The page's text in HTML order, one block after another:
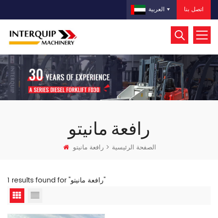
اتصل بنا العربية
رافعة مانيتو
الصفحة الرئيسية رافعة مانيتو
1 results found for "رافعة مانيتو"